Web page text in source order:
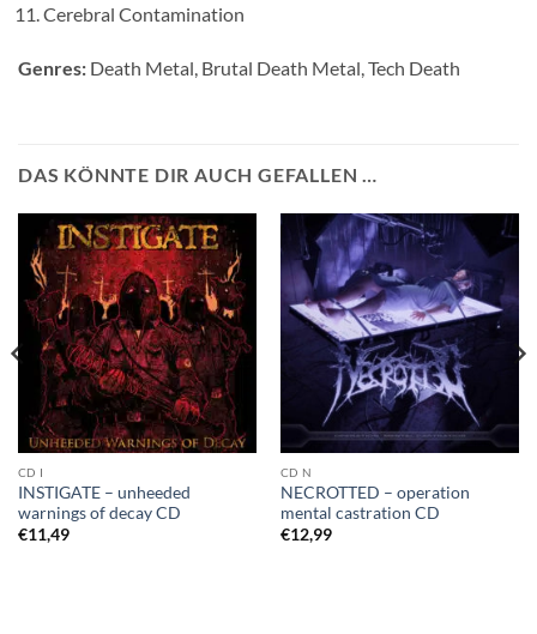
Cerebral Contamination
Genres: Death Metal, Brutal Death Metal, Tech Death
DAS KÖNNTE DIR AUCH GEFALLEN …
CD I
INSTIGATE – unheeded
warnings of decay CD
€11,49
CD N
NECROTTED – operation
mental castration CD
€12,99